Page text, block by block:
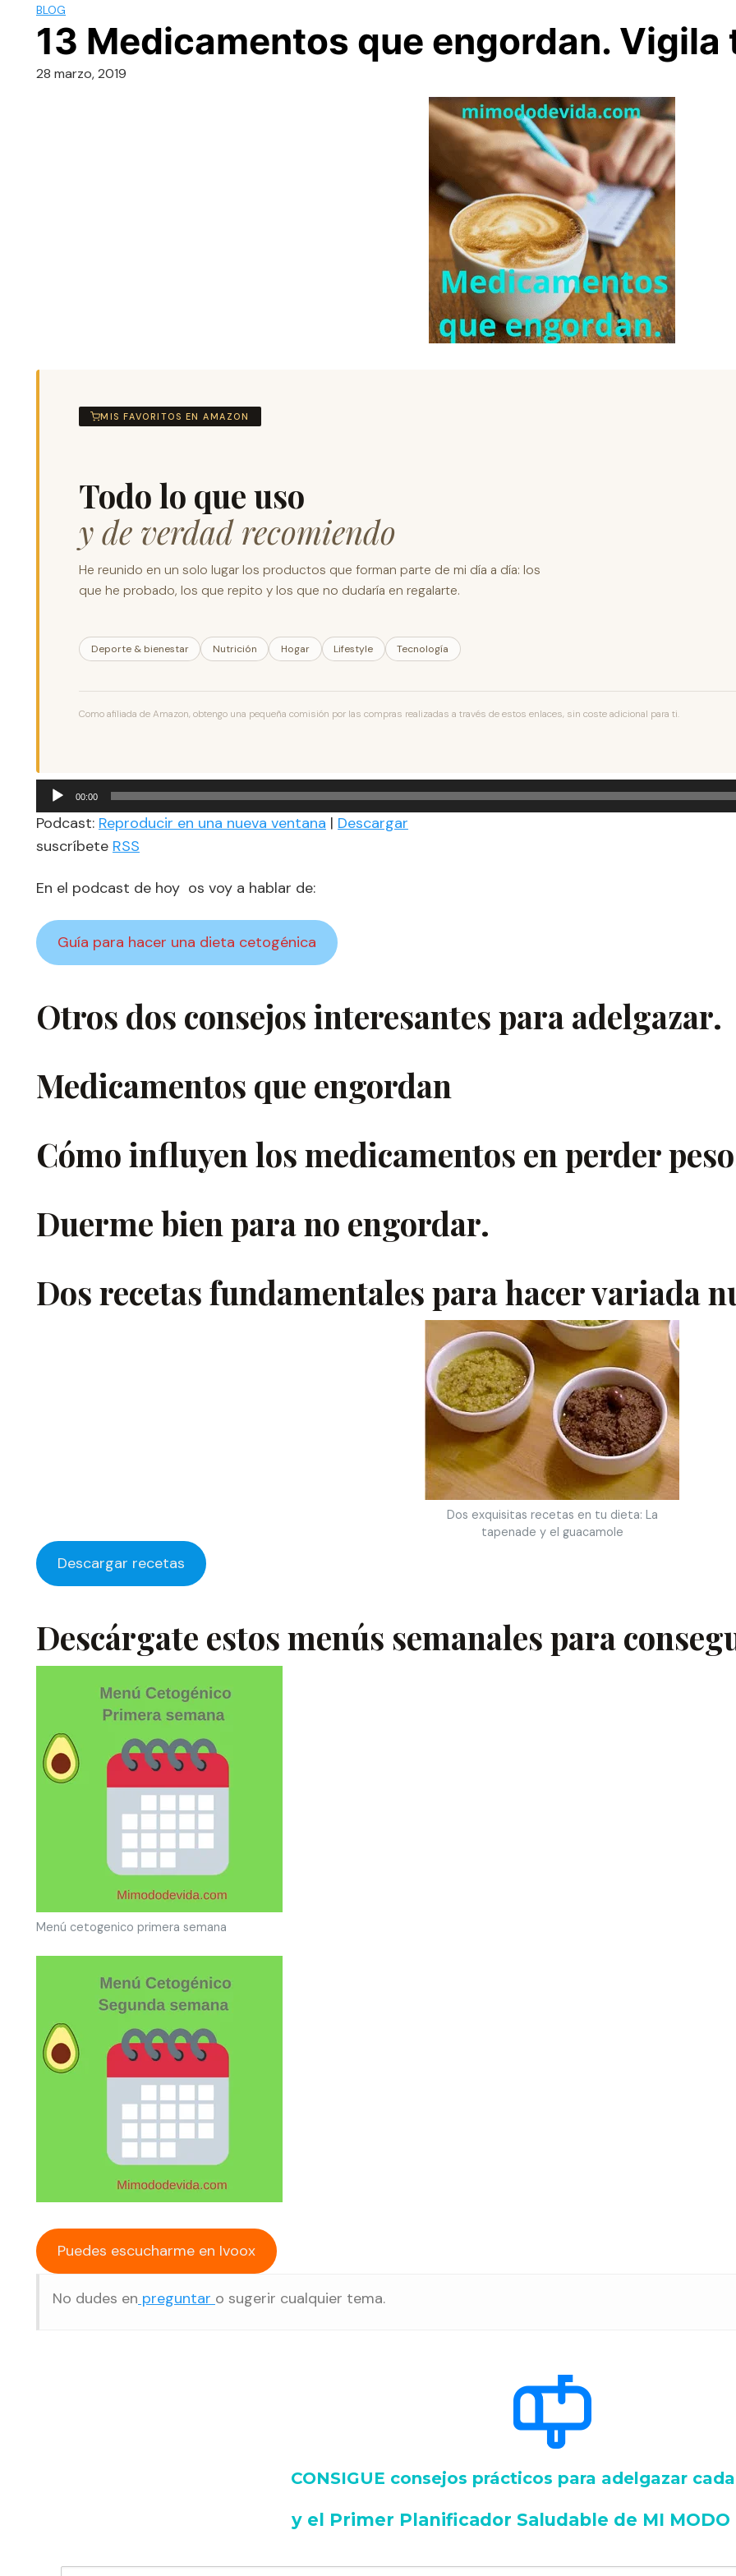
BLOG
13 Medicamentos que engordan. Vigila
28 marzo, 2019
MIS FAVORITOS EN AMAZON
Todo lo que uso
y de verdad recomiendo
He reunido en un solo lugar los productos que forman parte de mi día a día: los
que he probado, los que repito y los que no dudaría en regalarte.
Deporte & bienestar Nutrición Hogar Lifestyle Tecnología
Como afiliada de Amazon, obtengo una pequeña comisión por las compras realizadas a través de estos enlaces, sin coste adicional para ti.
Reproductor
audio
00:00
Podcast: Reproducir en una nueva ventana | Descargar
suscríbete RSS
En el podcast de hoy os voy a hablar de:
Guía para hacer una dieta cetogénica
Otros dos consejos interesantes paraadelgazar.
Medicamentos que engordan
Cómo influyen los medicamentos en perder peso
Duerme bien para no engordar.
Dos recetas fundamentales para hacer variada
Dos exquisitas recetas en tu dieta: La
tapenade y el guacamole
Descargar recetas
Descárgate estos menús semanales para
Menú cetogenico primera semana
Puedes escucharme en Ivoox
No dudes en preguntar o sugerir cualquier tema.
CONSIGUE consejos prácticos para adelgazar
y el Primer Planificador Saludable de MI MODO